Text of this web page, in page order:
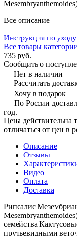
Все описание
Инструкция по уходу
Все товары категории
735 руб.
Сообщить о
Нет в наличии
Рассчитать
Хочу в подарок
По России
год.
Цена действительна
отличаться от цен в
Описание
Отзывы
Видео
Оплата
Доставка
Рипсалис
семейства
прутьевидными